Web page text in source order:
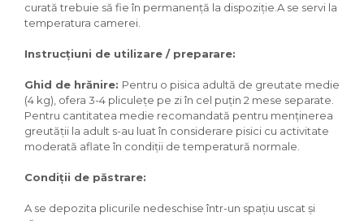
curată trebuie să fie în permanență la dispoziție.A se servi la
temperatura camerei.
Instrucțiuni de utilizare / preparare:
Ghid de hrănire: Pentru o pisica adultă de greutate medie
(4 kg), ofera 3-4 pliculețe pe zi în cel puțin 2 mese separate.
Pentru cantitatea medie recomandată pentru menținerea
greutății la adult s-au luat în considerare pisici cu activitate
moderată aflate în condiții de temperatură normale.
Condiții de păstrare:
A se depozita plicurile nedeschise într-un spațiu uscat și